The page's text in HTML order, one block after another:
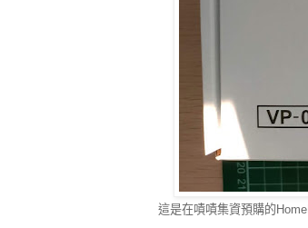
這是在嘖嘖集資預購的